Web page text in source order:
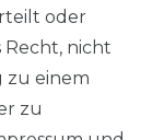
oder
Recht, nicht
zu einem
zu